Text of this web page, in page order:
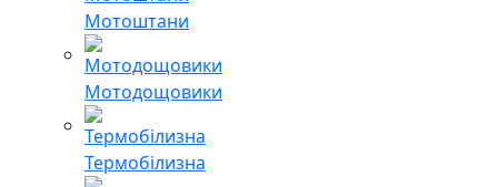
Мотоштани
Мотодощовики
Термобілизна